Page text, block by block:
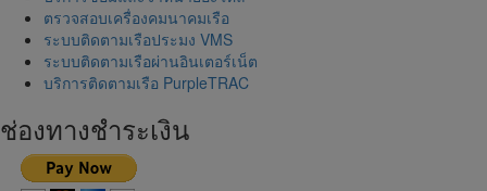
ตรวจสอบเครื่องคมนาคมเรือ
ระบบติดตามเรือประมง VMS
ระบบติดตามเรือผ่านอินเตอร์เน็ต
บริการติดตามเรือ PurpleTRAC
ช่องทางชำระเงิน